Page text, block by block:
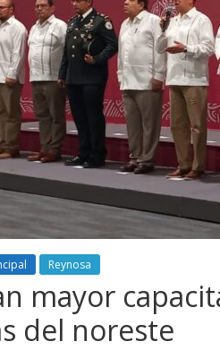
Reynosa
mayor
del noreste